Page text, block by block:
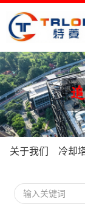
关于我们 冷却